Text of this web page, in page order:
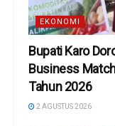
EKONOMI
Bupati Karo
Business
Tahun 2026
2 AGUSTUS 2026